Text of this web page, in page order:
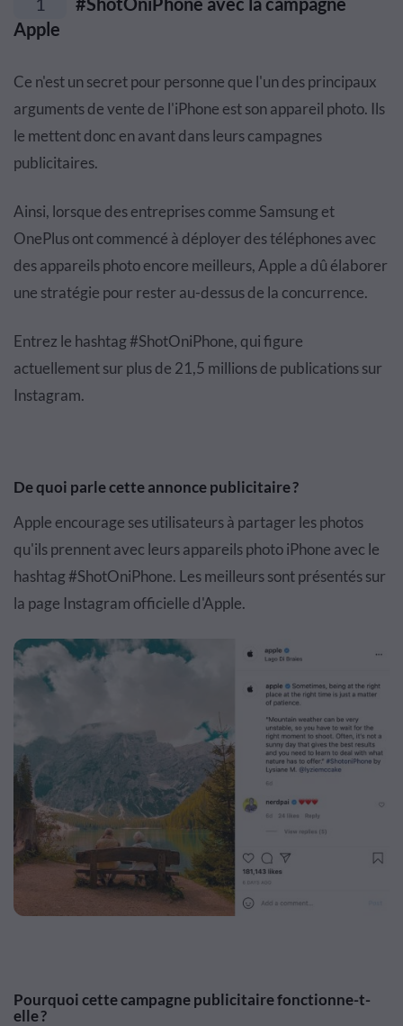
Apple
Ce n'est un secret pour personne que l'un des principaux
arguments de vente de l'iPhone est son appareil photo. Ils
le mettent donc en avant dans leurs campagnes
publicitaires.
Ainsi, lorsque des entreprises comme Samsung et
OnePlus ont commencé à déployer des téléphones avec
des appareils photo encore meilleurs, Apple a dû élaborer
une stratégie pour rester au-dessus de la concurrence.
Entrez le hashtag #ShotOniPhone, qui figure
actuellement sur plus de 21,5 millions de publications sur
Instagram.
De quoi parle cette annonce publicitaire ?
Apple encourage ses utilisateurs à partager les photos
qu'ils prennent avec leurs appareils photo iPhone avec le
hashtag #ShotOniPhone. Les meilleurs sont présentés sur
la page Instagram officielle d'Apple.
Pourquoi cette campagne publicitaire fonctionne-t-
elle ?